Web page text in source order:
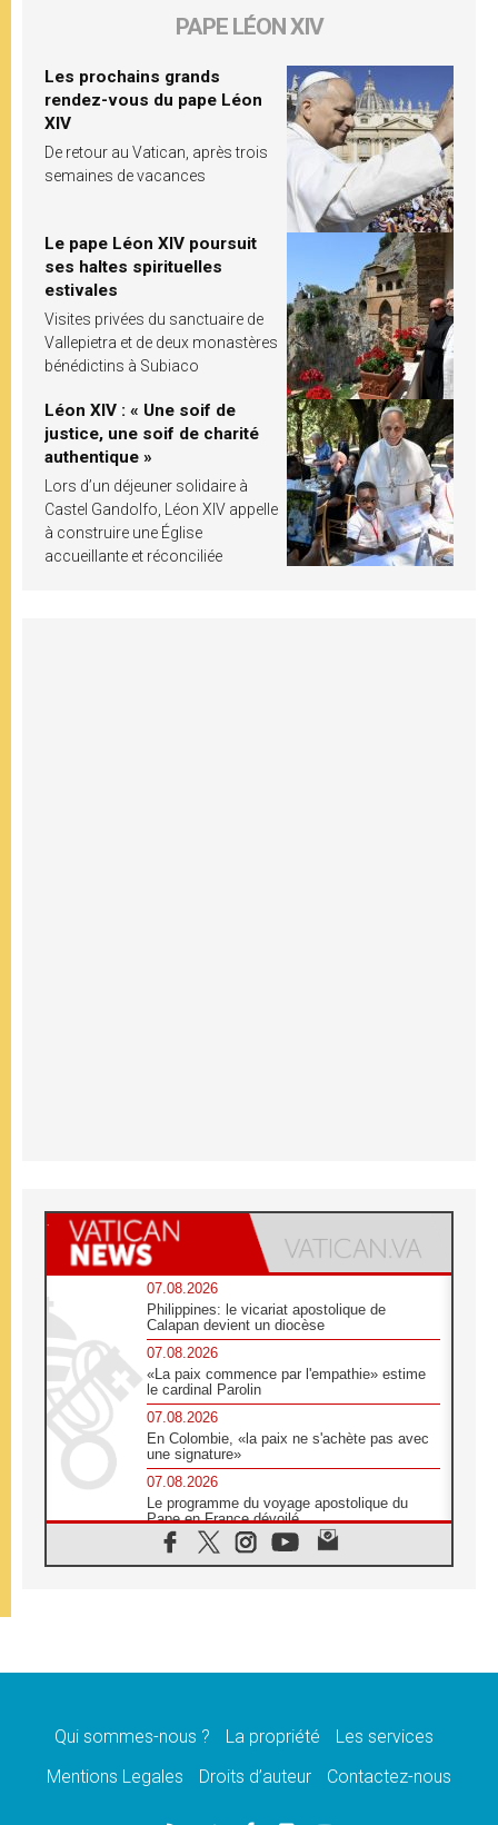
PAPE LÉON XIV
Les prochains grands
rendez-vous du pape Léon
XIV
De retour au Vatican, après trois
semaines de vacances
Le pape Léon XIV poursuit
ses haltes spirituelles
estivales
Visites privées du sanctuaire de
Vallepietra et de deux monastères
bénédictins à Subiaco
Léon XIV : « Une soif de
justice, une soif de charité
authentique »
Lors d’un déjeuner solidaire à
Castel Gandolfo, Léon XIV appelle
à construire une Église
accueillante et réconciliée
07.08.2026
Philippines: le vicariat apostolique de
Calapan devient un diocèse
07.08.2026
«La paix commence par l'empathie» estime
le cardinal Parolin
07.08.2026
En Colombie, «la paix ne s'achète pas avec
une signature»
07.08.2026
Le programme du voyage apostolique du
Pape en France dévoilé
07.08.2026
1ère Conférence continentale sur l'éducation
07.08.2026
07.08.2026
lancement des «dix jours de prière pour la
paix»
06.08.2026
Qui sommes-nous ? La propriété
Les services
Mentions Legales
Droits d’auteur Contactez-nous